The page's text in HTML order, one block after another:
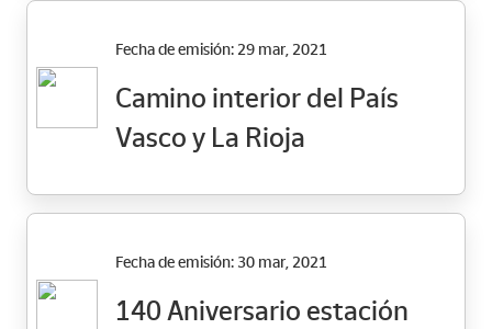
Fecha de emisión: 29 mar, 2021
Camino interior del País
Vasco y La Rioja
Fecha de emisión: 30 mar, 2021
140 Aniversario estación